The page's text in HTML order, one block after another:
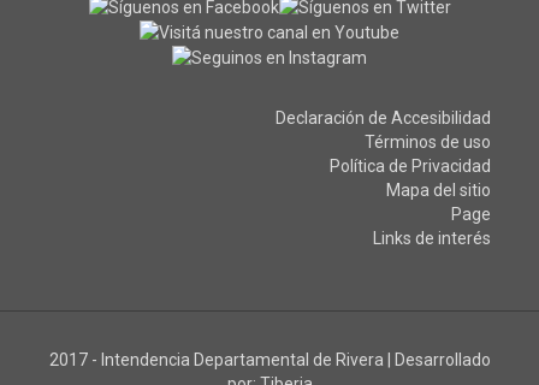
Declaración de Accesibilidad
Términos de uso
Política de Privacidad
Mapa del sitio
Page
Links de interés
2017 - Intendencia Departamental de Rivera
Desarrollado